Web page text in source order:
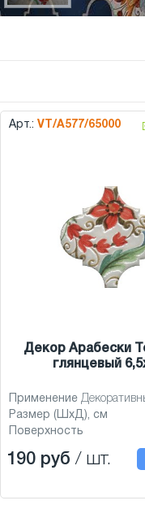
Арт.: VT/A577/65000
Декор Арабески
глянцевый
Применение
Размер (ШхД), см
Поверхность
190 руб / шт.